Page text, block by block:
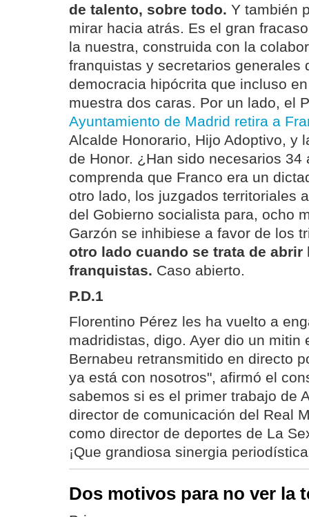
de talento, sobre todo. Y también
mirar hacia atrás. Es el gran
la nuestra, construida con la
franquistas y secretarios generales
democracia hipócrita que incluso
muestra dos caras. Por un lado, el
Ayuntamiento de Madrid retira a
Alcalde Honorario, Hijo Adoptivo, y
de Honor. ¿Han sido necesarios 34
comprenda que Franco era un
otro lado, los juzgados territoriales
del Gobierno socialista para, ocho
Garzón se inhibiese a favor de los
otro lado cuando se trata de abrir
franquistas. Caso abierto.
P.D.1
Florentino Pérez les ha vuelto a
madridistas, digo. Ayer dio un mitin
Bernabeu retransmitido en directo
ya está con nosotros", afirmó el
sabemos si es el primer trabajo de
director de comunicación del Real
como director de deportes de La
¡Que grandiosa sinergia
Dos motivos para no ver la